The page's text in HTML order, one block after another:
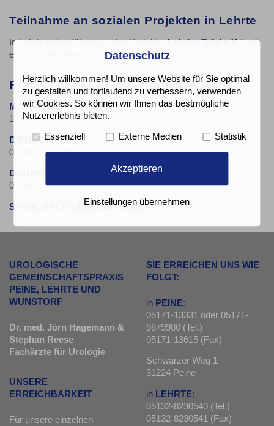
Teilnahme an sozialen Projekten in Lehrte
In Lehrte unterstützen wir das Projekt:„Lehrter Tafel e.V.“mit
einer monatlichen finanziellen Zuwendung.
Praxis Lehrte: Unsere Sprechzeiten
MONTAG
15.00 - 18.00 Uhr
DIENSTAG
08.30 - 13.00 Uhr
DONNERSTAG
08.30 - 13.00 Uhr und 15.00 - 17.30 Uhr
SOWIE NACH VEREINBARUNG
UROLOGISCHE
GEMEINSCHAFTSPRAXIS
PEINE, LEHRTE UND
WUNSTORF
Dr. med. Jörn Hagemann &
Stephan Reese
Fachärzte für Urologie
UNSERE
ERREICHBARKEIT
Für unsere einzelnen
SIE ERREICHEN UNS WIE
FOLGT:
in PEINE:
05171-13331 oder 05171-
9879980 (Tel.)
05171-13615 (Fax)
Schwarzer Weg 1
31224 Peine
in LEHRTE:
05132-8230540 (Tel.)
05132-8230541 (Fax)
Datenschutz
Herzlich willkommen! Um unsere Website für Sie optimal
zu gestalten und fortlaufend zu verbessern, verwenden
wir Cookies. So können wir Ihnen das bestmögliche
Nutzererlebnis bieten.
Essenziell Externe Medien Statistik
Akzeptieren
Einstellungen übernehmen